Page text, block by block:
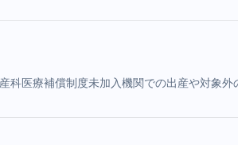
科医療補償制度未加入機関での出産や対象